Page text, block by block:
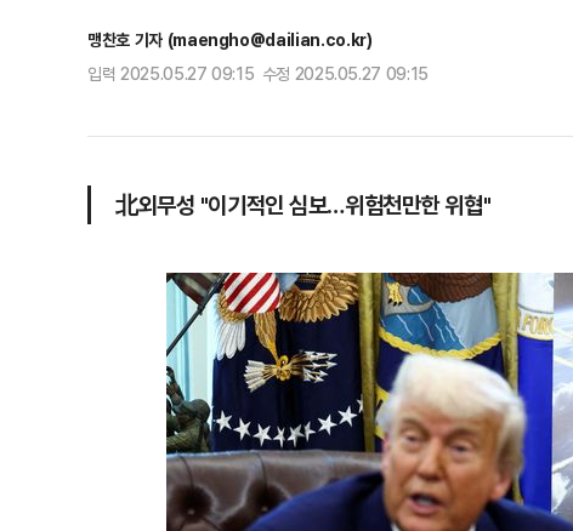
맹찬호 기자 (maengho@dailian.co.kr)
입력 2025.05.27 09:15 수정 2025.05.27 09:15
北외무성 "이기적인 심보…위험천만한 위협"